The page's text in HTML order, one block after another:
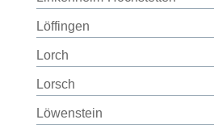
Löffingen
Lorch
Lorsch
Löwenstein